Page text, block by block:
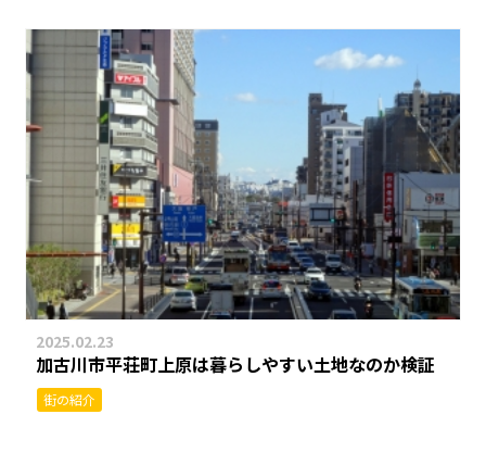
2025.02.23
加古川市平荘町上原は暮らしやすい土地なのか検証
街の紹介